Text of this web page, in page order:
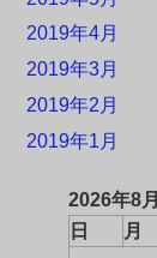
2019年4月
2019年3月
2019年2月
2019年1月
2026年8月
日
月